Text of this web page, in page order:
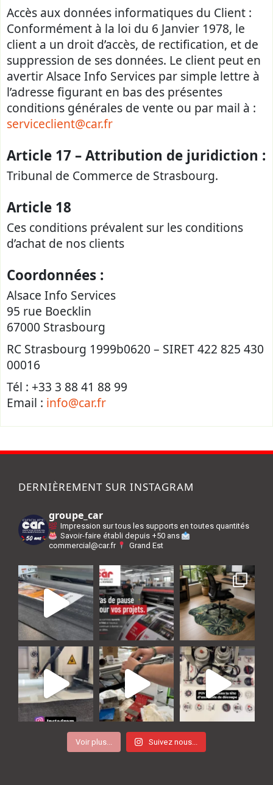
Accès aux données informatiques du Client :
Conformément à la loi du 6 Janvier 1978, le
client a un droit d’accès, de rectification, et de
suppression de ses données. Le client peut en
avertir Alsace Info Services par simple lettre à
l’adresse figurant en bas des présentes
conditions générales de vente ou par mail à :
serviceclient@car.fr
Article 17 – Attribution de juridiction :
Tribunal de Commerce de Strasbourg.
Article 18
Ces conditions prévalent sur les conditions
d’achat de nos clients
Coordonnées :
Alsace Info Services
95 rue Boecklin
67000 Strasbourg
RC Strasbourg 1999b0620 – SIRET 422 825 430
00016
Tél : +33 3 88 41 88 99
Email : info@car.fr
DERNIÈREMENT SUR INSTAGRAM
groupe_car
Impression sur tous les supports en toutes quantités
Savoir-faire établi depuis +50 ans
commercial@car.fr
Grand Est
Voir plus... Suivez nous...